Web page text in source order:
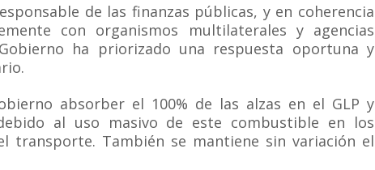
de las finanzas públicas, y en coherencia
con organismos multilaterales y agencias
ha priorizado una respuesta oportuna y
absorber el 100% de las alzas en el GLP y
al uso masivo de este combustible en los
transporte. También se mantiene sin variación el